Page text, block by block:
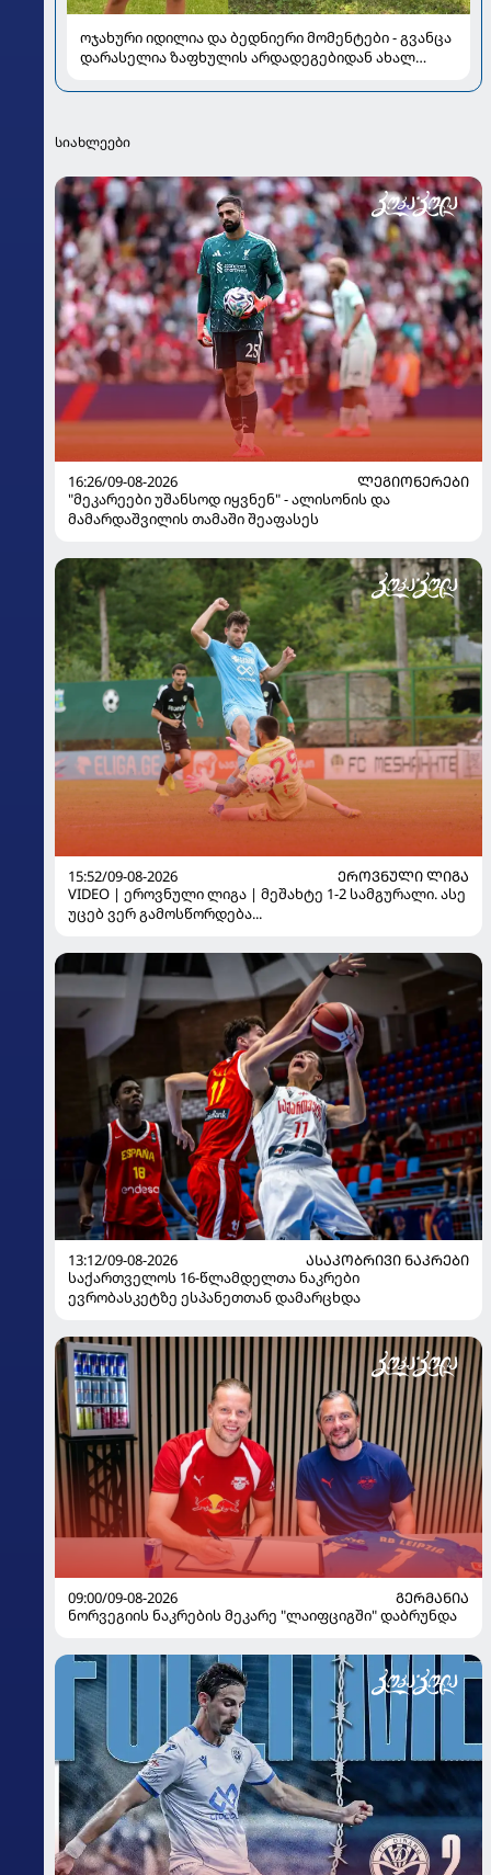
ოჯახური იდილია და ბედნიერი მომენტები - გვანცა
დარასელია ზაფხულის არდადეგებიდან ახალ
სიახლეები
16:26/09-08-2026
ᲚᲔᲒᲘᲝᲜᲔᲠᲔᲑᲘ
"მეკარეები უშანსოდ იყვნენ" - ალისონის და
მამარდაშვილის თამაში შეაფასეს
15:52/09-08-2026
ᲔᲠᲝᲕᲜᲣᲚᲘ ᲚᲘᲒᲐ
VIDEO | ეროვნული ლიგა | მეშახტე 1-2 სამგურალი. ასე
უცებ ვერ გამოსწორდება...
13:12/09-08-2026
ᲐᲡᲐᲙᲝᲑᲠᲘᲕᲘ ᲜᲐᲙᲠᲔᲑᲘ
საქართველოს 16-წლამდელთა ნაკრები
ევრობასკეტზე ესპანეთთან დამარცხდა
09:00/09-08-2026
ᲒᲔᲠᲛᲐᲜᲘᲐ
ნორვეგიის ნაკრების მეკარე "ლაიფციგში" დაბრუნდა